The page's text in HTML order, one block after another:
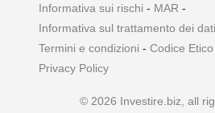
Informativa sui rischi - MAR -
Informativa sul trattamento dei
Termini e condizioni - Codice Etico
Privacy Policy
© 2026 Investire.biz, all